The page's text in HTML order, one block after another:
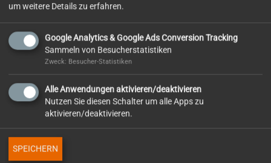
um weitere Details zu erfahren.
Google Analytics & Google Ads Conversion Tracking
Sammeln von Besucherstatistiken
Zweck: Besucher-Statistiken
Alle Anwendungen aktivieren/deaktivieren
Nutzen Sie diesen Schalter um alle Apps zu
aktivieren/deaktivieren.
SPEICHERN